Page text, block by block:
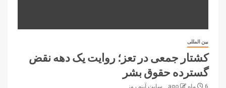
بین المللی
کشتار جمعی در تعز؛ روایت یک دهه نقض
گسترده حقوق بشر